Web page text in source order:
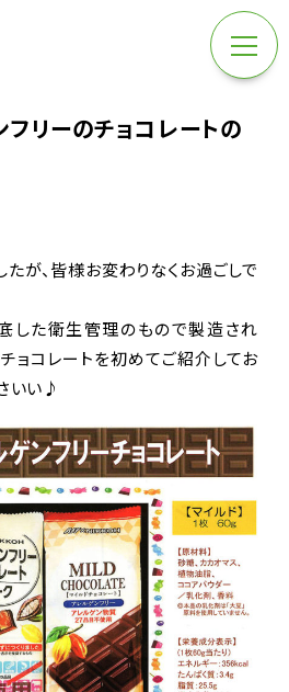
リーのチョコレートの
が、皆様お変わりなくお過ごしで
した衛生管理のもので製造され
ョコレートを初めてご紹介してお
いい♪